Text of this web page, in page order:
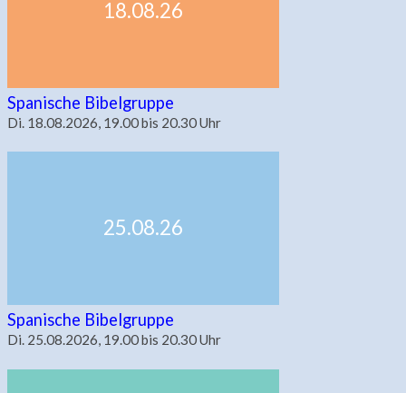
18.08.26
Spanische Bibelgruppe
Di. 18.08.2026, 19.00 bis 20.30 Uhr
25.08.26
Spanische Bibelgruppe
Di. 25.08.2026, 19.00 bis 20.30 Uhr